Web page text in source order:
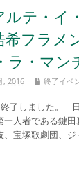
ルテ・
希フラメ
ラ・マン
, 2016 終了イベ
了しました。
一人者である鍵
、宝塚歌劇団、